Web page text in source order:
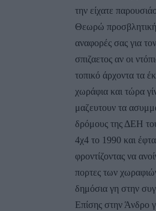
την είχατε
Θεωρώ προσβλητική
αναφορές σας για
σπιζαετος αν οι
τοπικό άρχοντα τα
χωράφια και τώρα
μαζευτουν τα
δρόμους της ΔΕΗ
4χ4 το 1990 και
φροντίζοντας να
πορτες των
δημόσια γη στην
Επίσης στην Άνδρο